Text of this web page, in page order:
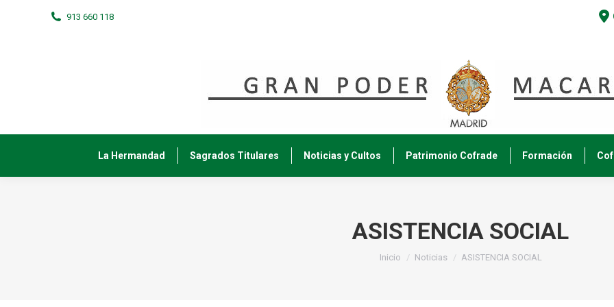
913 660 118
La Hermandad Sagrados Titulares Noticias y Cultos Patrimonio Cofrade Formación
ASISTENCIA SOCIAL
Estás aquí:
Inicio Noticias ASISTENCIA SOCIAL